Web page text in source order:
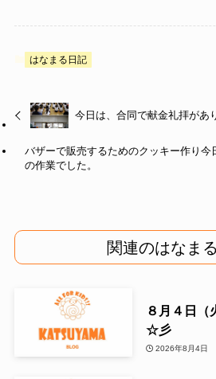
はなまる日記
今日は、合同で献金礼拝があ
バザーで販売するためのクッキー作り今
の作業でした。
関連のはなま
８月４日
☆彡
2026年8月4日